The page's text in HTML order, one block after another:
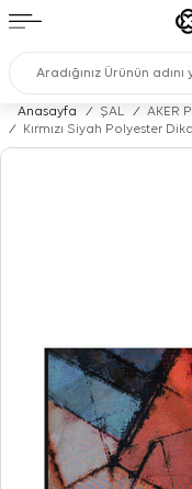
Anasayfa / ŞAL /
AKER
/
Kırmızı Siyah Polyester